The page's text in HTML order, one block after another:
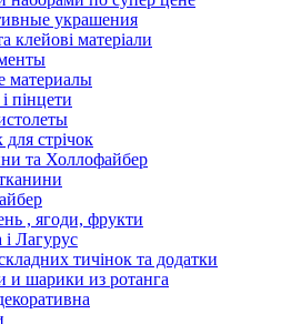
украшения
клейові матеріали
материалы
пінцети
стрічок
та Холлофайбер
, ягоди, фрукти
і Лагурус
тичінок та додатки
и шарики из ротанга